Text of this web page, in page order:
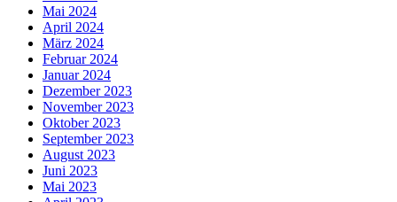
Mai 2024
April 2024
März 2024
Februar 2024
Januar 2024
Dezember 2023
November 2023
Oktober 2023
September 2023
August 2023
Juni 2023
Mai 2023